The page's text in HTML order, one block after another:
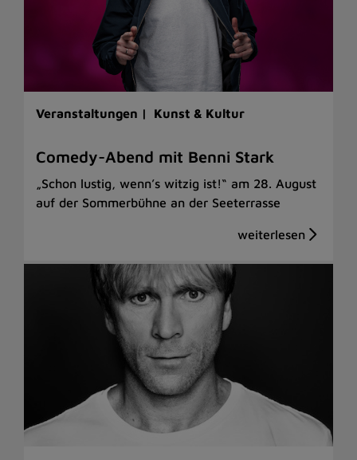
Veranstaltungen | Kunst & Kultur
Comedy-Abend mit Benni Stark
„Schon lustig, wenn’s witzig ist!“ am 28. August
auf der Sommerbühne an der Seeterrasse